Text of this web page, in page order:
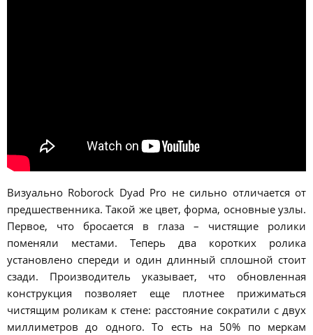
Визуально Roborock Dyad Pro не сильно отличается от
предшественника. Такой же цвет, форма, основные узлы.
Первое, что бросается в глаза – чистящие ролики
поменяли местами. Теперь два коротких ролика
установлено спереди и один длинный сплошной стоит
сзади. Производитель указывает, что обновленная
конструкция позволяет еще плотнее прижиматься
чистящим роликам к стене: расстояние сократили с двух
миллиметров до одного. То есть на 50% по меркам